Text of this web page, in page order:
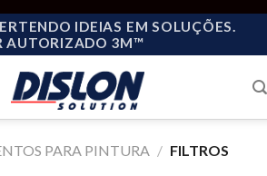
IDEIAS EM SOLUÇÕES.
AUTORIZADO 3M™
PARA PINTURA / FILTROS